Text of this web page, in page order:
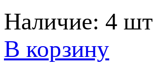
Наличие: 4 шт
В корзину